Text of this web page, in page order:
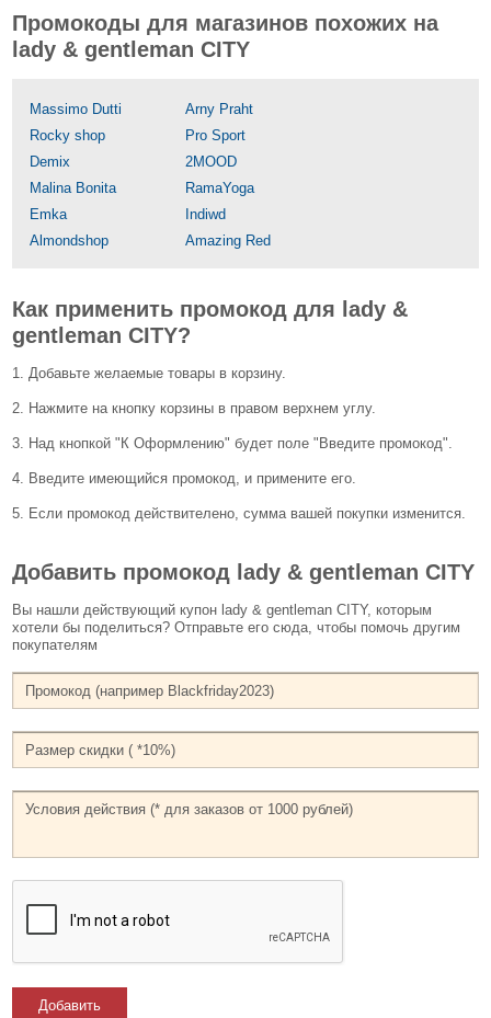
Промокоды для магазинов похожих на
lady & gentleman CITY
Massimo Dutti
Arny Praht
Rocky shop
Pro Sport
Demix
2MOOD
Malina Bonita
RamaYoga
Emka
Indiwd
Almondshop
Amazing Red
Как применить промокод для lady &
gentleman CITY?
1. Добавьте желаемые товары в корзину.
2. Нажмите на кнопку корзины в правом верхнем углу.
3. Над кнопкой "К Оформлению" будет поле "Введите промокод".
4. Введите имеющийся промокод, и примените его.
5. Если промокод действителено, сумма вашей покупки изменится.
Добавить промокод lady & gentleman CITY
Вы нашли действующий купон lady & gentleman CITY, которым
хотели бы поделиться? Отправьте его сюда, чтобы помочь другим
покупателям
Добавить